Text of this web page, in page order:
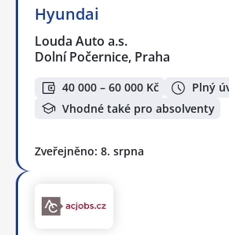
Hyundai
Louda Auto a.s.
Dolní Počernice, Praha
40 000 – 60 000 Kč
Plný
Vhodné také pro absolventy
Zveřejněno: 8. srpna